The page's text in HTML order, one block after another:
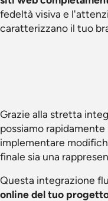
fedeltà visiva e
caratterizzano il tuo
Grazie alla stretta
possiamo
implementare
finale sia una
Questa integrazione
online del tuo